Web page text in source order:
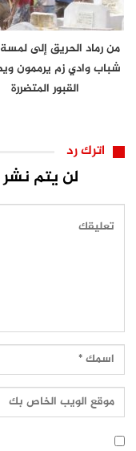
من رماد الحريق إلى
شباب وادي زم يرممون
القبور المتضررة
اترك رد
لن يتم نشر